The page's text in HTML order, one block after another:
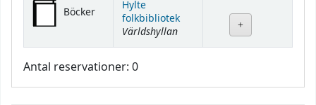
Böcker
Hylte
folkbibliotek
Världshyllan
Antal reservationer: 0